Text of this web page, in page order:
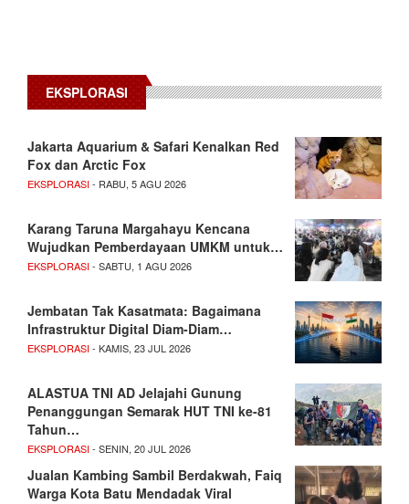
EKSPLORASI
Jakarta Aquarium & Safari Kenalkan Red
Fox dan Arctic Fox
EKSPLORASI- RABU, 5 AGU 2026
Karang Taruna Margahayu Kencana
Wujudkan Pemberdayaan UMKM untuk…
EKSPLORASI- SABTU, 1 AGU 2026
Jembatan Tak Kasatmata: Bagaimana
Infrastruktur Digital Diam-Diam…
EKSPLORASI- KAMIS, 23 JUL 2026
ALASTUA TNI AD Jelajahi Gunung
Penanggungan Semarak HUT TNI ke-81
Tahun…
EKSPLORASI- SENIN, 20 JUL 2026
Jualan Kambing Sambil Berdakwah, Faiq
Warga Kota Batu Mendadak Viral